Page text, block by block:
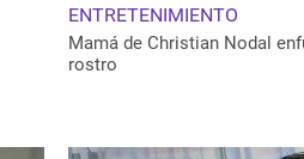
ENTRETENIMIENTO
Mamá de Christian Nodal
rostro